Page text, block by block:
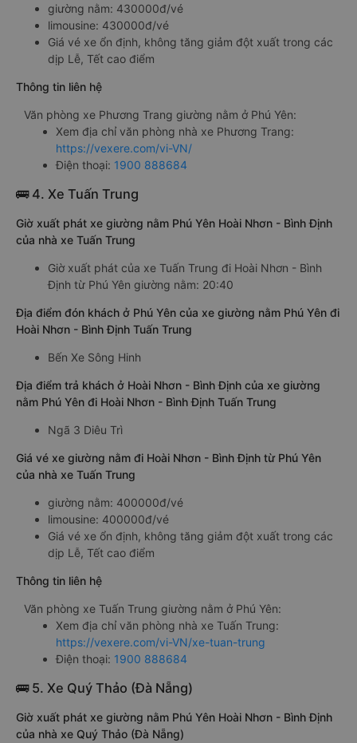
giường nằm: 430000đ/vé
limousine: 430000đ/vé
Giá vé xe ổn định, không tăng giảm đột xuất trong các
dịp Lễ, Tết cao điểm
Thông tin liên hệ
Văn phòng xe Phương Trang giường nằm ở Phú Yên:
Xem địa chỉ văn phòng nhà xe Phương Trang:
https://vexere.com/vi-VN/
Điện thoại: 1900 888684
🚌 4. Xe Tuấn Trung
Giờ xuất phát xe giường nằm Phú Yên Hoài Nhơn - Bình Định
của nhà xe Tuấn Trung
Giờ xuất phát của xe Tuấn Trung đi Hoài Nhơn - Bình
Định từ Phú Yên giường nằm: 20:40
Địa điểm đón khách ở Phú Yên của xe giường nằm Phú Yên đi
Hoài Nhơn - Bình Định Tuấn Trung
Bến Xe Sông Hinh
Địa điểm trả khách ở Hoài Nhơn - Bình Định của xe giường
nằm Phú Yên đi Hoài Nhơn - Bình Định Tuấn Trung
Ngã 3 Diêu Trì
Giá vé xe giường nằm đi Hoài Nhơn - Bình Định từ Phú Yên
của nhà xe Tuấn Trung
giường nằm: 400000đ/vé
limousine: 400000đ/vé
Giá vé xe ổn định, không tăng giảm đột xuất trong các
dịp Lễ, Tết cao điểm
Thông tin liên hệ
Văn phòng xe Tuấn Trung giường nằm ở Phú Yên:
Xem địa chỉ văn phòng nhà xe Tuấn Trung:
https://vexere.com/vi-VN/xe-tuan-trung
Điện thoại: 1900 888684
🚌 5. Xe Quý Thảo (Đà Nẵng)
Giờ xuất phát xe giường nằm Phú Yên Hoài Nhơn - Bình Định
của nhà xe Quý Thảo (Đà Nẵng)